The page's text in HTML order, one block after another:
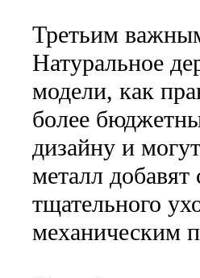
Третьим
Натуральное
модели, как
более
дизайну и
металл
тщательного
механическим